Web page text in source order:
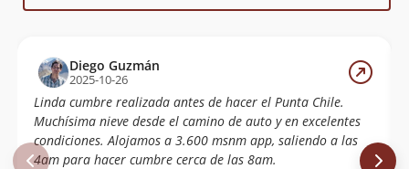
Diego Guzmán
2025-10-26
Linda cumbre realizada antes de hacer el Punta Chile.
Muchísima nieve desde el camino de auto y en excelentes
condiciones. Alojamos a 3.600 msnm app, saliendo a las
4am para hacer cumbre cerca de las 8am.